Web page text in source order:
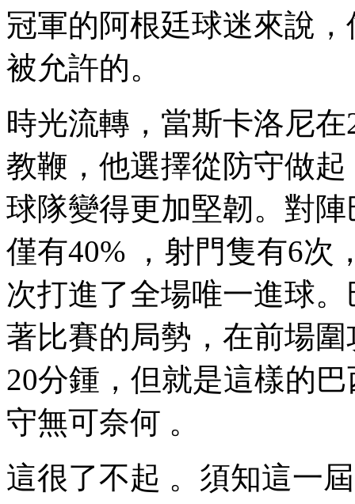
冠軍的阿根廷球迷來說
被允許的。
時光流轉 ，當斯卡洛
教鞭，他選擇從防守做起
球隊變得更加堅韌。對陣
僅有40% ，射門隻有6次
次打進了全場唯一進球
著比賽的局勢，在前
20分鍾 ，但就是這樣
守無可奈何  。
這很了不起 。須知這